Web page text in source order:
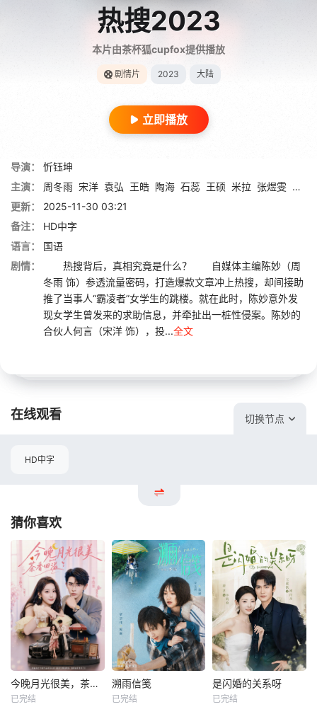
热搜2023
本片由茶杯狐cupfox提供播放
剧情片 2023 大陆
立即播放
导演：
忻钰坤
主演：
周冬雨 宋洋 袁弘 王皓 陶海 石蕊 王硕 米拉 张煜雯 钟晨
更新：
2025-11-30 03:21
备注：
HD中字
语言：
国语
剧情：
热搜背后，真相究竟是什么？ 自媒体主编陈妙（周
冬雨 饰）参透流量密码，打造爆款文章冲上热搜，却间接助
推了当事人“霸凌者”女学生的跳楼。就在此时，陈妙意外发
现女学生曾发来的求助信息，并牵扯出一桩性侵案。陈妙的
合伙人何言（宋洋 饰），投...全文
在线观看 切换节点
HD中字
猜你喜欢
今晚月光很美，茶香四溢
已完结
溯雨信笺
已完结
是闪婚的关系呀
已完结